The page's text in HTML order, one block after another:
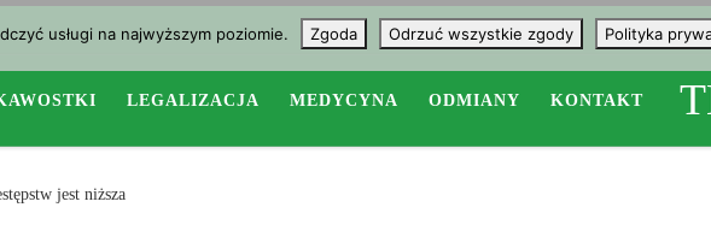
LEGALIZACJA MEDYCYNA ODMIANY KONTAKT
jest niższa
usługi na najwyższym poziomie. Zgoda Odrzuć wszystkie zgody Polityka